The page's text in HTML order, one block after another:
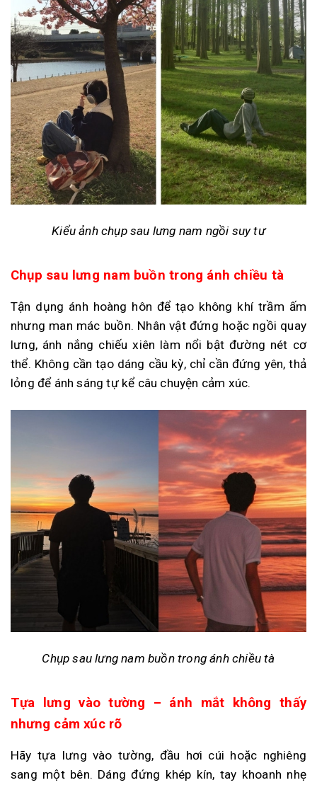
Kiểu ảnh chụp sau lưng nam ngồi suy tư
Chụp sau lưng nam buồn trong ánh chiều tà
Tận dụng ánh hoàng hôn để tạo không khí trầm ấm
nhưng man mác buồn. Nhân vật đứng hoặc ngồi quay
lưng, ánh nắng chiếu xiên làm nổi bật đường nét cơ
thể. Không cần tạo dáng cầu kỳ, chỉ cần đứng yên, thả
lỏng để ánh sáng tự kể câu chuyện cảm xúc.
Chụp sau lưng nam buồn trong ánh chiều tà
Tựa lưng vào tường – ánh mắt không thấy
nhưng cảm xúc rõ
Hãy tựa lưng vào tường, đầu hơi cúi hoặc nghiêng
sang một bên. Dáng đứng khép kín, tay khoanh nhẹ